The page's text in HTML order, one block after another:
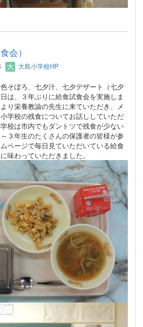
会）
大島小学校HP
そぼろ、七夕汁、七夕デザート（七夕
は、３年ぶりに給食試食会を実施しま
り栄養教諭の先生に来ていただき、メ
学校の残食についてお話ししていただ
校は市内でもダントツで残食が少ない
３年生のたくさんの保護者の皆様が参
ページで毎日見ていただいている給食
味わっていただきました。